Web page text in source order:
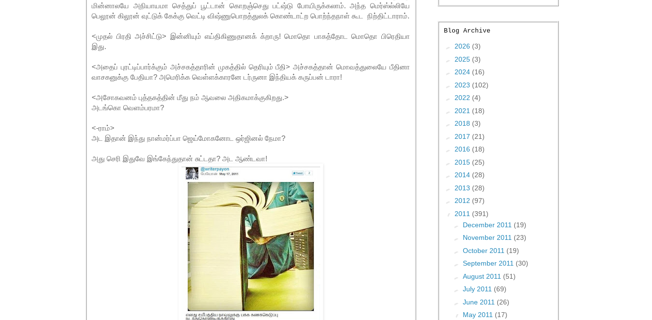
மின்னாலயே அநியாயமா செத்துப் பூட்டான் கொறஞ்செது பட்ஷ்டு போயிருக்கலாம். அந்த மெர்ஸ்ல்லியே
பெலூன் கிலூன் வுட்டுக் கேக்கு வெட்டி விஷ்ணுபொறத்துலக் கொண்டாட்ற பொற்ந்தநாள் கூட நிற்திட்டாராம்.
<முதல் பிரதி அச்சிட்டு> இன்னியும் எய்திகிணுதானக் க்றாரு! மொதொ பாகத்தோட மொதொ பிரெதியா
இது.
<அதைப் புரட்டிப்பார்க்கும் அச்சகத்தாரின் முகத்தில் தெரியும் பீதி> அச்சகத்தான் மொவத்துலையே பீதினா
வாசகனுக்கு பேதியா? அமெரிக்க வெள்ளக்காரனே டர்ருனா இந்தியக் கருப்பன் டாரா!
<அசோகவனம் புத்தகத்தின் மீது நம் ஆவலை அதிகமாக்குகிறது.>
அடங்கொ வெளம்பரமா?
<-ராம்>
அட இதான் இந்து நான்மர்ப்பா ஜெய்மோகனோட ஒர்ஜினல் நேமா?
அது செரி இதுவே இங்கேந்துதான் சுட்டதா? அட ஆண்டவா!
Blog Archive
► 2026 (3)
► 2025 (3)
► 2024 (16)
► 2023 (102)
► 2022 (4)
► 2021 (18)
► 2018 (3)
► 2017 (21)
► 2016 (18)
► 2015 (25)
► 2014 (28)
► 2013 (28)
► 2012 (97)
▼ 2011 (391)
► December 2011 (19)
► November 2011 (23)
► October 2011 (19)
► September 2011 (30)
► August 2011 (51)
► July 2011 (69)
► June 2011 (26)
▼ May 2011 (17)